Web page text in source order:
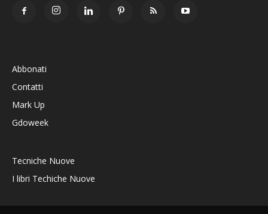
Abbonati
Contatti
Mark Up
Gdoweek
Tecniche Nuove
I libri Techiche Nuove